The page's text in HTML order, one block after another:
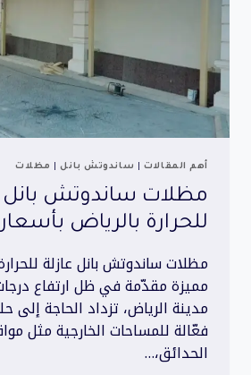
أهم المقالات ساندوتش بانل| مظلات
مظلات ساندوتش بانل
للحرارة بالرياض
مظلات ساندوتش بانل عازلة
مميزة مقدّمة في ظل ارتفاع
مدينة الرياض، تزداد الحاجة إلى
فعّالة للمساحات الخارجية مثل
الحدائق،…